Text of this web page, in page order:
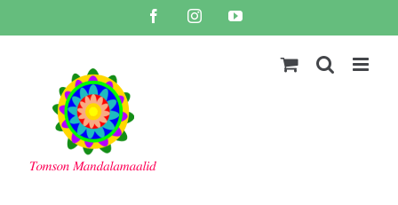
to
FacebookInstagramYouTube